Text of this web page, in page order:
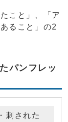
こと」、「ア
ること」の2
パンフレッ
刺された